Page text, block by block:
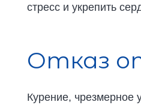
стресс и укрепить
Отказ
Курение, чрезмерное